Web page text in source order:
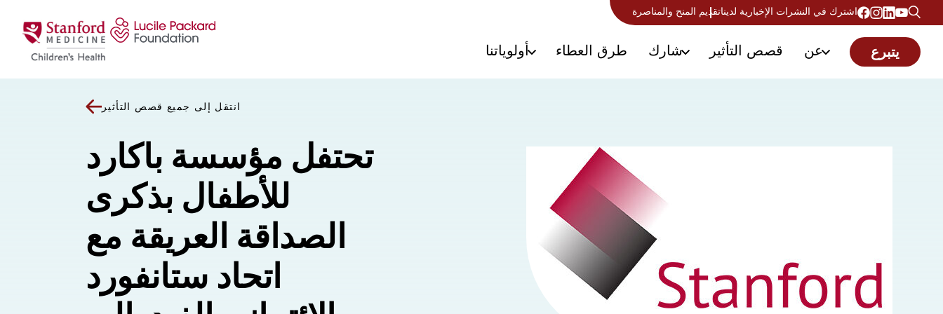
تقديم المنح والمناصرةاشترك في النشرات الإخبارية لدينا
أولوياتنا طرق العطاء شارك قصص التأثير عن يتبرع
انتقل إلى جميع قصص التأثير
تحتفل مؤسسة باكارد
للأطفال بذكرى
الصداقة العريقة مع
اتحاد ستانفورد